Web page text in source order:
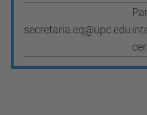
secretaria.eq@upc.edu